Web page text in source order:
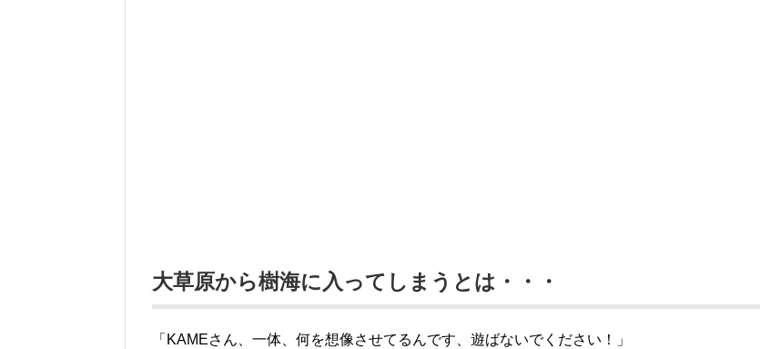
大草原から樹海に入ってしまうとは・・・
「KAMEさん、一体、何を想像させてるんです、遊ばないでください！」